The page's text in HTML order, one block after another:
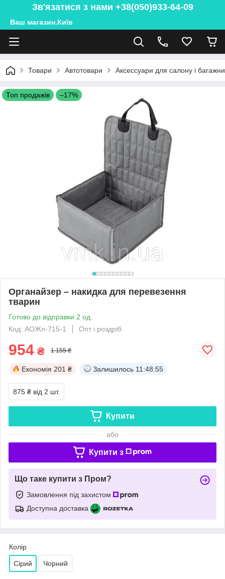
Зв'язатися з нами +38(050)933-64-09
Ваш магазин.Київ
Товари Автотовари Аксессуари для салону і
Топ продажів –17%
Органайзер – накидка для перевезення
тварин
Готово до відправки 2 од.
Код: АОЖп-715-1
Опт і роздріб
954 ₴ 1 155 ₴
Економія 201 ₴ Залишилось 11:48:54
875 ₴ від 2 шт.
Купити
або
Купити з
Що таке купити з Пром?
Замовлення під захистом
Доступна доставка
Колір
Сірий Чорний